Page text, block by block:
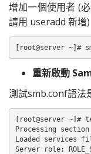
增加一個使用者 (
請用 useradd 新增)
[root@server ~]#
重新啟動
測試smb.conf語法
[root@server ~]#
Processing
Loaded services
Server role: